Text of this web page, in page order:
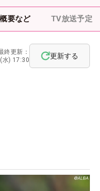
概要など TV放送予定
終更新：
水) 17:30
更新する